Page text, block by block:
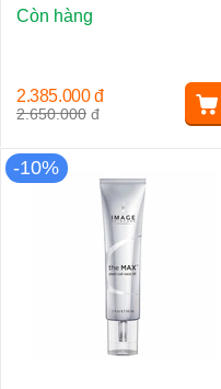
Còn hàng
2.650.000 đ
2.385.000 đ
-10%